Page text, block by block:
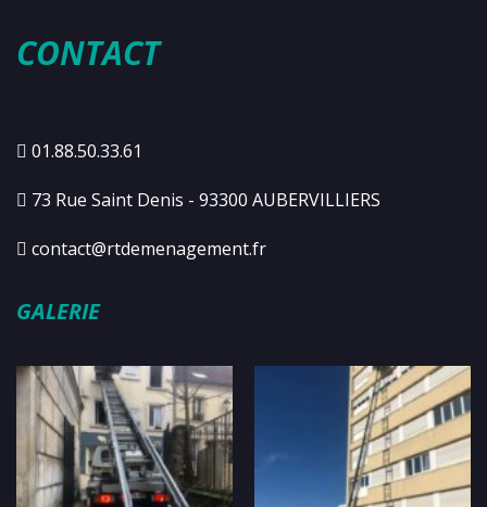
CONTACT
01.88.50.33.61
73 Rue Saint Denis - 93300 AUBERVILLIERS
contact@rtdemenagement.fr
GALERIE